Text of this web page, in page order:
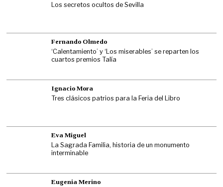
Los secretos ocultos de Sevilla
Fernando Olmedo
‘Calentamiento’ y ‘Los miserables’ se reparten los
cuartos premios Talía
Ignacio Mora
Tres clásicos patrios para la Feria del Libro
Eva Miguel
La Sagrada Familia, historia de un monumento
interminable
Eugenia Merino